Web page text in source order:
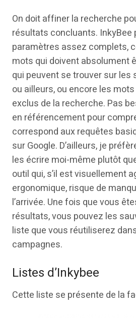
On doit affiner la recherche
résultats concluants. InkyBee
paramètres assez complets,
mots qui doivent absolument
qui peuvent se trouver sur les
ou ailleurs, ou encore les
exclus de la recherche. Pas
en référencement pour
correspond aux requêtes
sur Google. D’ailleurs, je
les écrire moi-même plutôt
outil qui, s’il est visuellement
ergonomique, risque de
l’arrivée. Une fois que vous
résultats, vous pouvez les
liste que vous réutiliserez
campagnes.
Listes d’Inkybee
Cette liste se présente de la